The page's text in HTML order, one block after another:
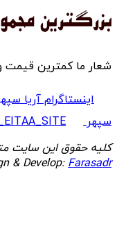
شعار ما کمترین قیمت
اینستاگرام آریا
سپهر
کلیه حقوق این سایت
& Develop:Farasadr